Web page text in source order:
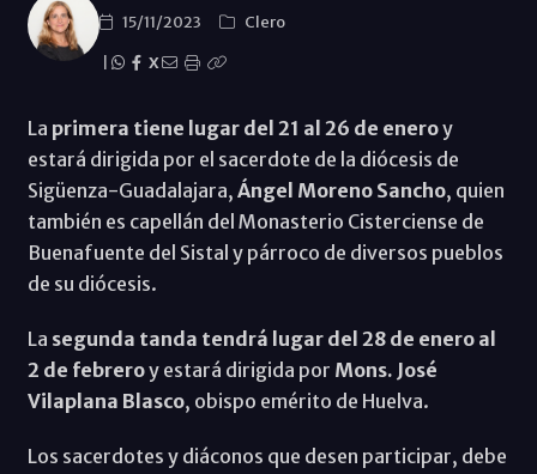
15/11/2023
Clero
X
La primera tiene lugar del 21 al 26 de eneroy
estará dirigida por el sacerdote de la diócesis de
Sigüenza-Guadalajara, Ángel Moreno Sancho, quien
también es capellán del Monasterio Cisterciense de
Buenafuente del Sistal y párroco de diversos pueblos
de su diócesis.
La segunda tanda tendrá lugar del 28 de enero al
2 de febreroy estará dirigida por Mons. José
Vilaplana Blasco, obispo emérito de Huelva.
Los sacerdotes y diáconos que desen participar, debe